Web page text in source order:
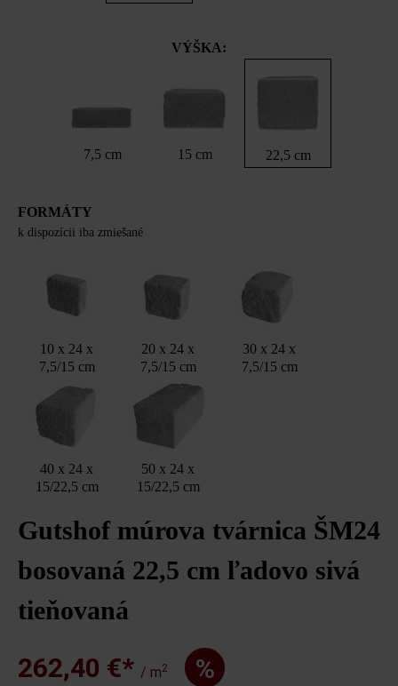
VÝŠKA:
7,5 cm 15 cm 22,5 cm
FORMÁTY
k dispozícii iba zmiešané
10 x 24 x
7,5/15 cm
20 x 24 x
7,5/15 cm
30 x 24 x
7,5/15 cm
40 x 24 x
15/22,5 cm
50 x 24 x
15/22,5 cm
Gutshof múrova tvárnica ŠM24
bosovaná 22,5 cm ľadovo sivá
tieňovaná
262,40 €* / m2 %